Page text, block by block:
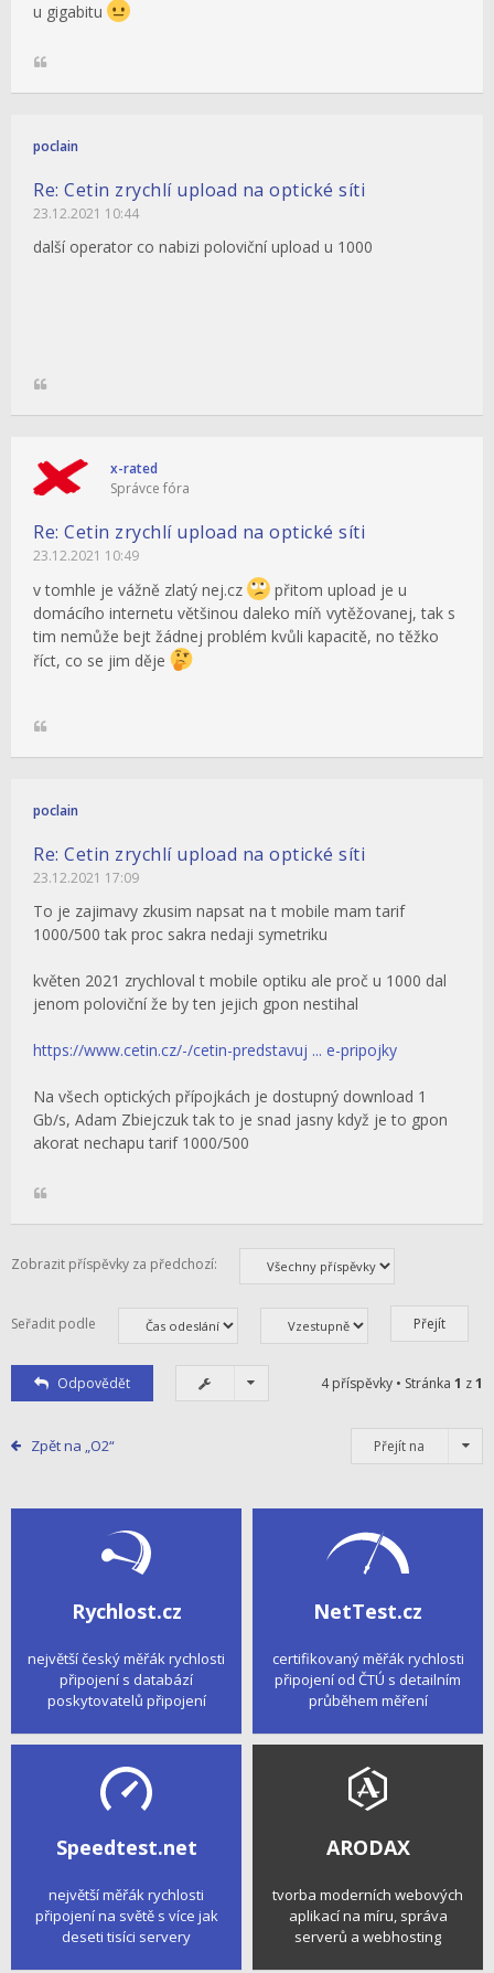
u gigabitu
poclain
Re: Cetin zrychlí upload na optické síti
23.12.2021 10:44
další operator co nabizi poloviční upload u 1000
x-rated
Správce fóra
Re: Cetin zrychlí upload na optické síti
23.12.2021 10:49
v tomhle je vážně zlatý nej.cz
přitom upload je u
domácího internetu většinou daleko míň vytěžovanej, tak s
tim nemůže bejt žádnej problém kvůli kapacitě, no těžko
říct, co se jim děje
poclain
Re: Cetin zrychlí upload na optické síti
23.12.2021 17:09
To je zajimavy zkusim napsat na t mobile mam tarif
1000/500 tak proc sakra nedaji symetriku
květen 2021 zrychloval t mobile optiku ale proč u 1000 dal
jenom poloviční že by ten jejich gpon nestihal
https://www.cetin.cz/-/cetin-predstavuj ... e-pripojky
Na všech optických přípojkách je dostupný download 1
Gb/s, Adam Zbiejczuk tak to je snad jasny když je to gpon
akorat nechapu tarif 1000/500
Zobrazit příspěvky za předchozí:
Seřadit podle
Odpovědět 4 příspěvky • Stránka 1 z1
Zpět na „O2“ Přejít na
Rychlost.cz
největší český měřák rychlosti
připojení s databází
poskytovatelů připojení
NetTest.cz
certifikovaný měřák rychlosti
připojení od ČTÚ s detailním
průběhem měření
Speedtest.net
největší měřák rychlosti
připojení na světě s více jak
deseti tisíci servery
ARODAX
tvorba moderních webových
aplikací na míru, správa
serverů a webhosting